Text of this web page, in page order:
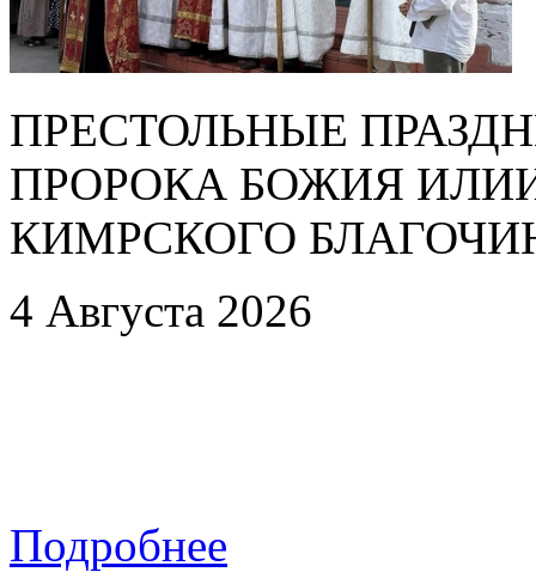
ПРЕСТОЛЬНЫЕ
ПРОРОКА БОЖИЯ
КИМРСКОГО
4 Августа 2026
Подробнее